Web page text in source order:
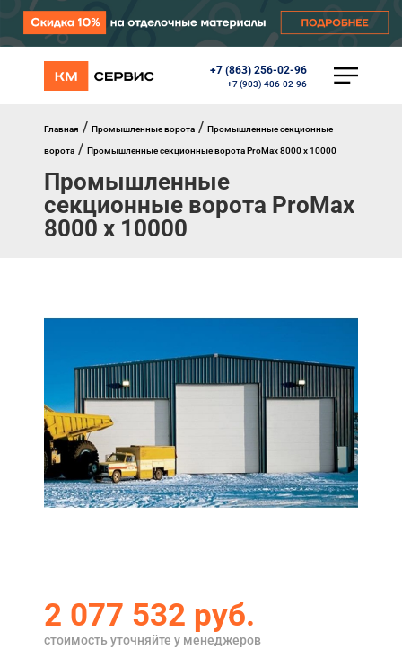
+7 (863) 256-02-96
+7 (903) 406-02-96
КАТАЛОГ
Автоматика
Перегрузочное оборудование
Уличные калитки
Шлагбаумы
Противопожарные ворота
Противопожарные шторы
Окна, порталы, двери
Главная
Акции
Примеры работ
Ремонт
О компании
Главная / Промышленные ворота / Промышленные секционные
ворота / Промышленные секционные ворота ProMax 8000 х 10000
Промышленные
секционные ворота ProMax
8000 х 10000
2 077 532 руб.
стоимость уточняйте у менеджеров